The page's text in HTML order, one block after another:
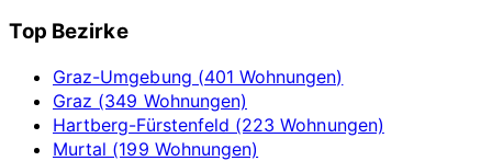
Top Bezirke
Graz-Umgebung (401 Wohnungen)
Graz (349 Wohnungen)
Hartberg-Fürstenfeld (223 Wohnungen)
Murtal (199 Wohnungen)